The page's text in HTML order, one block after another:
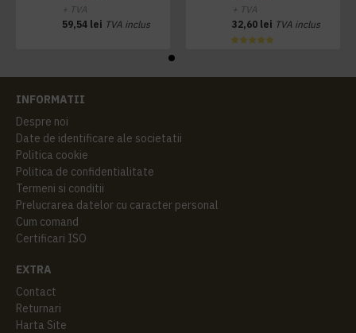
+ TVA
59,54 lei TVA inclus
+ TVA
32,60 lei TVA inclus
INFORMATII
Despre noi
Date de identificare ale societatii
Politica cookie
Politica de confidentialitate
Termeni si conditii
Prelucrarea datelor cu caracter personal
Cum comand
Certificari ISO
EXTRA
Contact
Returnari
Harta Site